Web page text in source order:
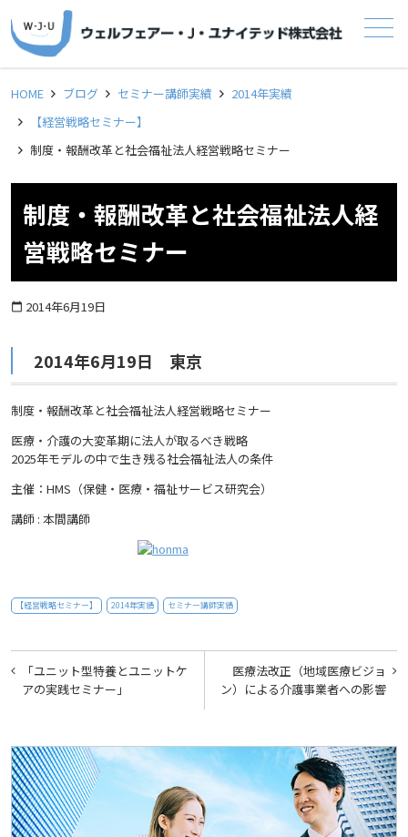
メニュー
HOME ブログ セミナー講師実績
2014年実績
【経営戦略セミナー】
制度・報酬改革と社会福祉法人経営戦略セミナー
制度・報酬改革と社会福祉法人経
営戦略セミナー
calendar_today 2014年6月19日
2014年6月19日 東京
制度・報酬改革と社会福祉法人経営戦略セミナー
医療・介護の大変革期に法人が取るべき戦略
2025年モデルの中で生き残る社会福祉法人の条件
主催：HMS（保健・医療・福祉サービス研究会）
講師 : 本間講師
【経営戦略セミナー】 2014年実績 セミナー講師実績
投
稿
ビ
ゲ
ー
医療法改正（地域医療ビジョ
ン）による介護事業者への影響
「ユニット型特養とユニットケ
アの実践セミナー」